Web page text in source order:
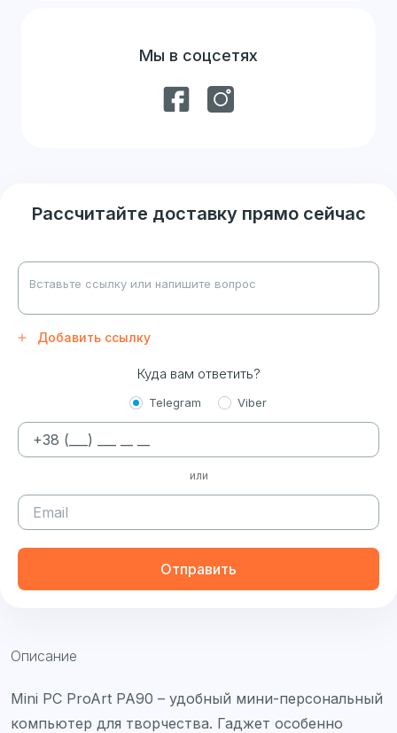
Мы в соцсетях
Рассчитайте доставку прямо сейчас
Добавить ссылку
Куда вам ответить?
Telegram Viber
или
Отправить
Описание
Mini PC ProArt PA90 – удобный мини-персональный
компьютер для творчества. Гаджет особенно